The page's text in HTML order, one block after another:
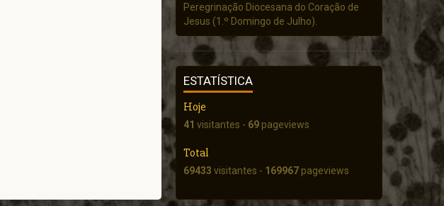
Peregrinação Diocesana do Coração de
Jesus (1.º Domingo de Julho).
ESTATÍSTICA
Hoje
41 visitantes - 69pageviews
Total
69433 visitantes - 169967pageviews